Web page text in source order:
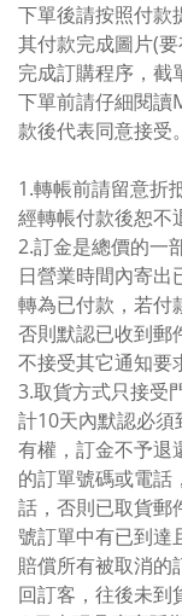
下單後請按照付款
其付款完成圖片(
完成訂購程序，截
下單前請仔細閱讀
款後代表同意接受。
1.轉帳前請留意折
經轉帳付款後恕不
2.訂金是總價的一
日營業時間內寄出
轉為已付款，若付
否則默認已收到郵
不接受其它通知要
3.取貨方式只接受
計10天內默認必
有權，訂金不予退
的訂單號碼或電話
話，否則已取貨郵
號訂單中有已到達
賠償所有被取消的
回訂客，往後未到